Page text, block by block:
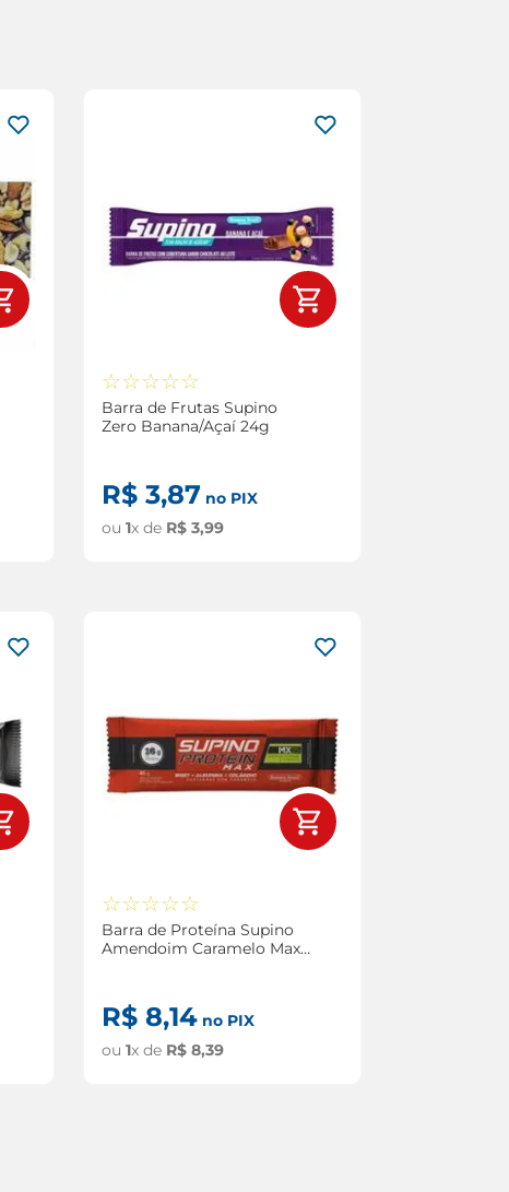
☆☆☆☆☆
Barra de Frutas Supino
Zero Banana/Açaí 24g
R$ 3,87 no PIX
ou 1x de R$ 3,99
☆☆☆☆☆
Barra de Proteína Supino
Amendoim Caramelo Max
R$ 8,14no PIX
ou 1x de R$ 8,39